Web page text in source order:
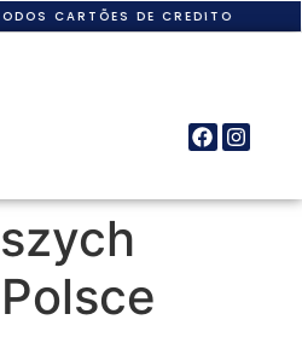
CARTÕES DE CREDITO